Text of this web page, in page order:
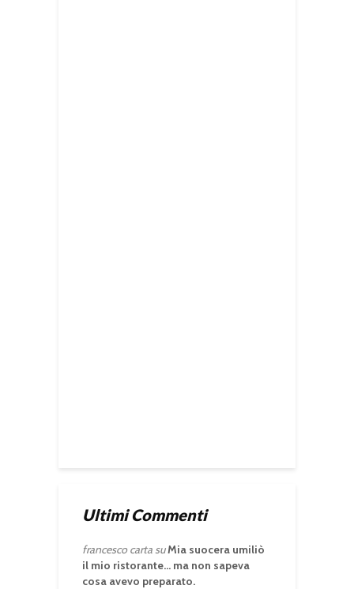
Ultimi Commenti
francesco cartasuMia suocera umiliò
il mio ristorante… ma non sapeva
cosa avevo preparato.